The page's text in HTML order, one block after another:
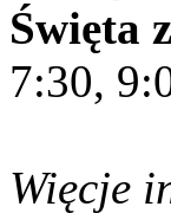
Święta
7:30,
Więcje